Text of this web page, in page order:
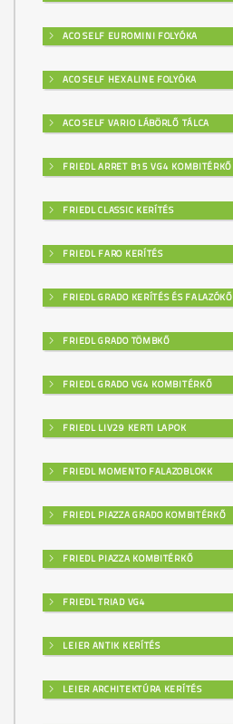
ACO SELF EUROMINI FOLYÓKA
ACO SELF HEXALINE FOLYÓKA
ACO SELF VARIO LÁBÖRLŐ TÁLCA
FRIEDL ARRET B15 VG4 KOMBITÉRKŐ
FRIEDL CLASSIC KERÍTÉS
FRIEDL FARO KERÍTÉS
FRIEDL GRADO KERÍTÉS ÉS FALAZÓKŐ
FRIEDL GRADO TÖMBKŐ
FRIEDL GRADO VG4 KOMBITÉRKŐ
FRIEDL LIV29 KERTI LAPOK
FRIEDL MOMENTO FALAZOBLOKK
FRIEDL PIAZZA GRADO KOMBITÉRKŐ
FRIEDL PIAZZA KOMBITÉRKŐ
FRIEDL TRIAD VG4
LEIER ANTIK KERÍTÉS
LEIER ARCHITEKTÚRA KERÍTÉS